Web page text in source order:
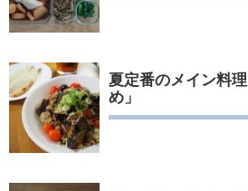
夏定番のメイン料
め」